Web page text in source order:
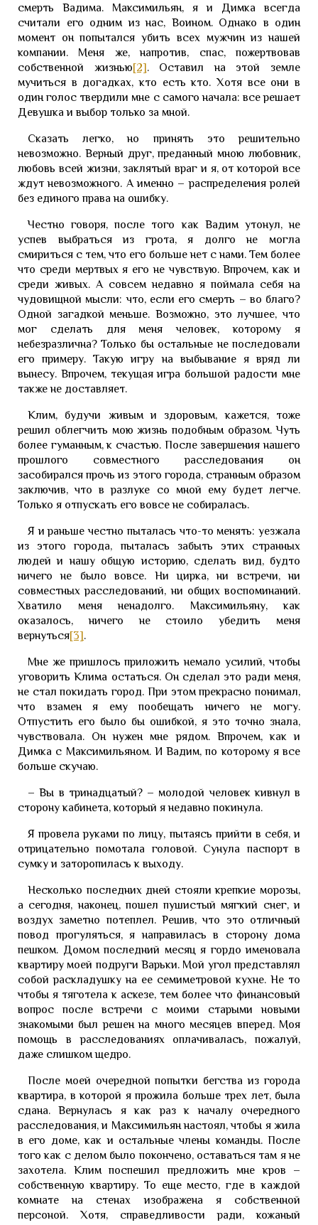
смерть Вадима. Максимильян, я и Димка всегда
считали его одним из нас, Воином. Однако в один
момент он попытался убить всех мужчин из нашей
компании. Меня же, напротив, спас, пожертвовав
собственной жизнью[2]. Оставил на этой земле
мучиться в догадках, кто есть кто. Хотя все они в
один голос твердили мне с самого начала: все решает
Девушка и выбор только за мной.
Сказать легко, но принять это решительно
невозможно. Верный друг, преданный мною любовник,
любовь всей жизни, заклятый враг и я, от которой все
ждут невозможного. А именно – распределения ролей
без единого права на ошибку.
Честно говоря, после того как Вадим утонул, не
успев выбраться из грота, я долго не могла
смириться с тем, что его больше нет с нами. Тем более
что среди мертвых я его не чувствую. Впрочем, как и
среди живых. А совсем недавно я поймала себя на
чудовищной мысли: что, если его смерть – во благо?
Одной загадкой меньше. Возможно, это лучшее, что
мог сделать для меня человек, которому я
небезразлична? Только бы остальные не последовали
его примеру. Такую игру на выбывание я вряд ли
вынесу. Впрочем, текущая игра большой радости мне
также не доставляет.
Клим, будучи живым и здоровым, кажется, тоже
решил облегчить мою жизнь подобным образом. Чуть
более гуманным, к счастью. После завершения нашего
прошлого совместного расследования он
засобирался прочь из этого города, странным образом
заключив, что в разлуке со мной ему будет легче.
Только я отпускать его вовсе не собиралась.
Я и раньше честно пыталась что-то менять: уезжала
из этого города, пыталась забыть этих странных
людей и нашу общую историю, сделать вид, будто
ничего не было вовсе. Ни цирка, ни встречи, ни
совместных расследований, ни общих воспоминаний.
Хватило меня ненадолго. Максимильяну, как
оказалось, ничего не стоило убедить меня
вернуться[3].
Мне же пришлось приложить немало усилий, чтобы
уговорить Клима остаться. Он сделал это ради меня,
не стал покидать город. При этом прекрасно понимал,
что взамен я ему пообещать ничего не могу.
Отпустить его было бы ошибкой, я это точно знала,
чувствовала. Он нужен мне рядом. Впрочем, как и
Димка с Максимильяном. И Вадим, по которому я все
больше скучаю.
– Вы в тринадцатый? – молодой человек кивнул в
сторону кабинета, который я недавно покинула.
Я провела руками по лицу, пытаясь прийти в себя, и
отрицательно помотала головой. Сунула паспорт в
сумку и заторопилась к выходу.
Несколько последних дней стояли крепкие морозы,
а сегодня, наконец, пошел пушистый мягкий снег, и
воздух заметно потеплел. Решив, что это отличный
повод прогуляться, я направилась в сторону дома
пешком. Домом последний месяц я гордо именовала
квартиру моей подруги Варьки. Мой угол представлял
собой раскладушку на ее семиметровой кухне. Не то
чтобы я тяготела к аскезе, тем более что финансовый
вопрос после встречи с моими старыми новыми
знакомыми был решен на много месяцев вперед. Моя
помощь в расследованиях оплачивалась, пожалуй,
даже слишком щедро.
После моей очередной попытки бегства из города
квартира, в которой я прожила больше трех лет, была
сдана. Вернулась я как раз к началу очередного
расследования, и Максимильян настоял, чтобы я жила
в его доме, как и остальные члены команды. После
того как с делом было покончено, оставаться там я не
захотела. Клим поспешил предложить мне кров –
собственную квартиру. То еще место, где в каждой
комнате на стенах изображена я собственной
персоной. Хотя, справедливости ради, кожаный